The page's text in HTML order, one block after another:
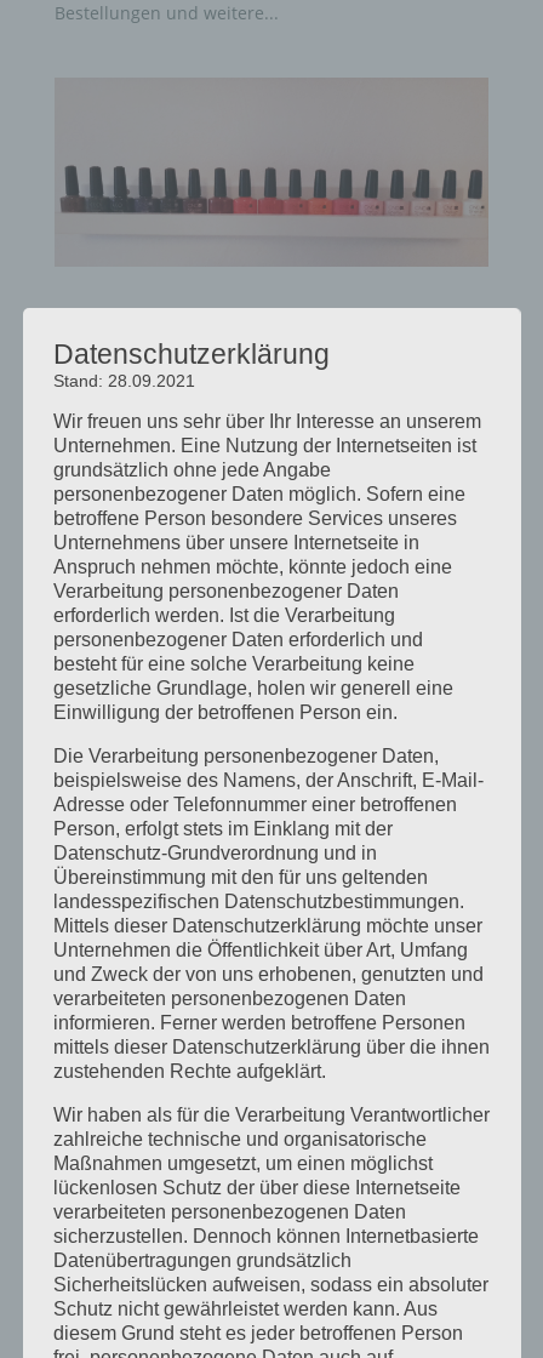
Bestellungen und weitere...
Für Ihre Nägel…Bei mir erhalten Sie auch den
Nagellack von CND Shellac™
sr-kosmetik
Meine neuen Visitenkarten
Feb. 17, 2016
Impressionenhier finden Sie von mir und meine
Studio ein paar Impressionen
« Ältere Einträge
Datenschutzerklärung
Stand: 28.09.2021
Wir freuen uns sehr über Ihr Interesse an unserem
Unternehmen. Eine Nutzung der Internetseiten ist
grundsätzlich ohne jede Angabe
personenbezogener Daten möglich. Sofern eine
betroffene Person besondere Services unseres
Unternehmens über unsere Internetseite in
Anspruch nehmen möchte, könnte jedoch eine
Verarbeitung personenbezogener Daten
erforderlich werden. Ist die Verarbeitung
personenbezogener Daten erforderlich und
besteht für eine solche Verarbeitung keine
gesetzliche Grundlage, holen wir generell eine
Einwilligung der betroffenen Person ein.
Die Verarbeitung personenbezogener Daten,
beispielsweise des Namens, der Anschrift, E-Mail-
Adresse oder Telefonnummer einer betroffenen
Person, erfolgt stets im Einklang mit der
Datenschutz-Grundverordnung und in
Übereinstimmung mit den für uns geltenden
landesspezifischen Datenschutzbestimmungen.
Mittels dieser Datenschutzerklärung möchte unser
Unternehmen die Öffentlichkeit über Art, Umfang
und Zweck der von uns erhobenen, genutzten und
verarbeiteten personenbezogenen Daten
informieren. Ferner werden betroffene Personen
mittels dieser Datenschutzerklärung über die ihnen
zustehenden Rechte aufgeklärt.
Wir haben als für die Verarbeitung Verantwortlicher
zahlreiche technische und organisatorische
Maßnahmen umgesetzt, um einen möglichst
lückenlosen Schutz der über diese Internetseite
verarbeiteten personenbezogenen Daten
sicherzustellen. Dennoch können Internetbasierte
Datenübertragungen grundsätzlich
Sicherheitslücken aufweisen, sodass ein absoluter
Schutz nicht gewährleistet werden kann. Aus
diesem Grund steht es jeder betroffenen Person